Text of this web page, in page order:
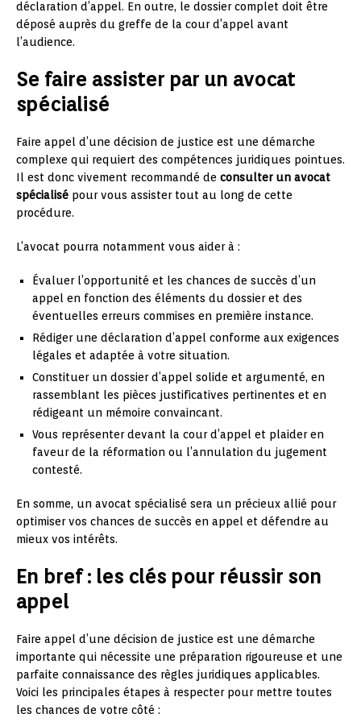
déclaration d’appel. En outre, le dossier complet doit être
déposé auprès du greffe de la cour d’appel avant
l’audience.
Se faire assister par un avocat
spécialisé
Faire appel d’une décision de justice est une démarche
complexe qui requiert des compétences juridiques pointues.
Il est donc vivement recommandé de consulter un avocat
spécialisé pour vous assister tout au long de cette
procédure.
L’avocat pourra notamment vous aider à :
Évaluer l’opportunité et les chances de succès d’un
appel en fonction des éléments du dossier et des
éventuelles erreurs commises en première instance.
Rédiger une déclaration d’appel conforme aux exigences
légales et adaptée à votre situation.
Constituer un dossier d’appel solide et argumenté, en
rassemblant les pièces justificatives pertinentes et en
rédigeant un mémoire convaincant.
Vous représenter devant la cour d’appel et plaider en
faveur de la réformation ou l’annulation du jugement
contesté.
En somme, un avocat spécialisé sera un précieux allié pour
optimiser vos chances de succès en appel et défendre au
mieux vos intérêts.
En bref : les clés pour réussir son
appel
Faire appel d’une décision de justice est une démarche
importante qui nécessite une préparation rigoureuse et une
parfaite connaissance des règles juridiques applicables.
Voici les principales étapes à respecter pour mettre toutes
les chances de votre côté :